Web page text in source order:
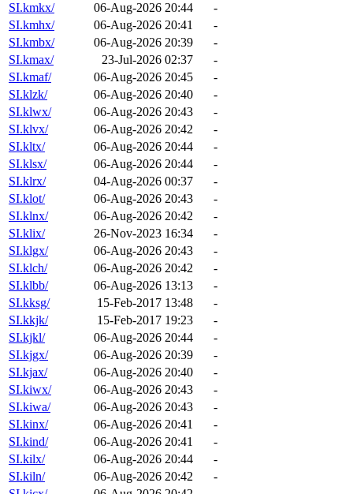
SI.kmkx/
06-Aug-2026 20:44
-
SI.kmhx/
06-Aug-2026 20:41
-
SI.kmbx/
06-Aug-2026 20:39
-
SI.kmax/
23-Jul-2026 02:37
-
SI.kmaf/
06-Aug-2026 20:45
-
SI.klzk/
06-Aug-2026 20:40
-
SI.klwx/
06-Aug-2026 20:43
-
SI.klvx/
06-Aug-2026 20:42
-
SI.kltx/
06-Aug-2026 20:44
-
SI.klsx/
06-Aug-2026 20:44
-
SI.klrx/
04-Aug-2026 00:37
-
SI.klot/
06-Aug-2026 20:43
-
SI.klnx/
06-Aug-2026 20:42
-
SI.klix/
26-Nov-2023 16:34
-
SI.klgx/
06-Aug-2026 20:43
-
SI.klch/
06-Aug-2026 20:42
-
SI.klbb/
06-Aug-2026 13:13
-
SI.kksg/
15-Feb-2017 13:48
-
SI.kkjk/
15-Feb-2017 19:23
-
SI.kjkl/
06-Aug-2026 20:44
-
SI.kjgx/
06-Aug-2026 20:39
-
SI.kjax/
06-Aug-2026 20:40
-
SI.kiwx/
06-Aug-2026 20:43
-
SI.kiwa/
06-Aug-2026 20:43
-
SI.kinx/
06-Aug-2026 20:41
-
SI.kind/
06-Aug-2026 20:41
-
SI.kilx/
06-Aug-2026 20:44
-
SI.kiln/
06-Aug-2026 20:42
-